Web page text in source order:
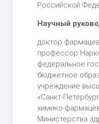
Российской
Научный
доктор
профессор
федеральное
бюджетное
учреждение
«Санкт-
химико-
Министерства